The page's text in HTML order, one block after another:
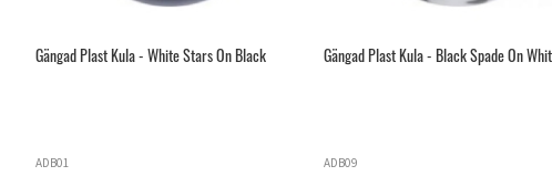
Gängad Plast Kula - White Stars On Black
ADB01
Gängad Plast Kula - Black Spade On
ADB09